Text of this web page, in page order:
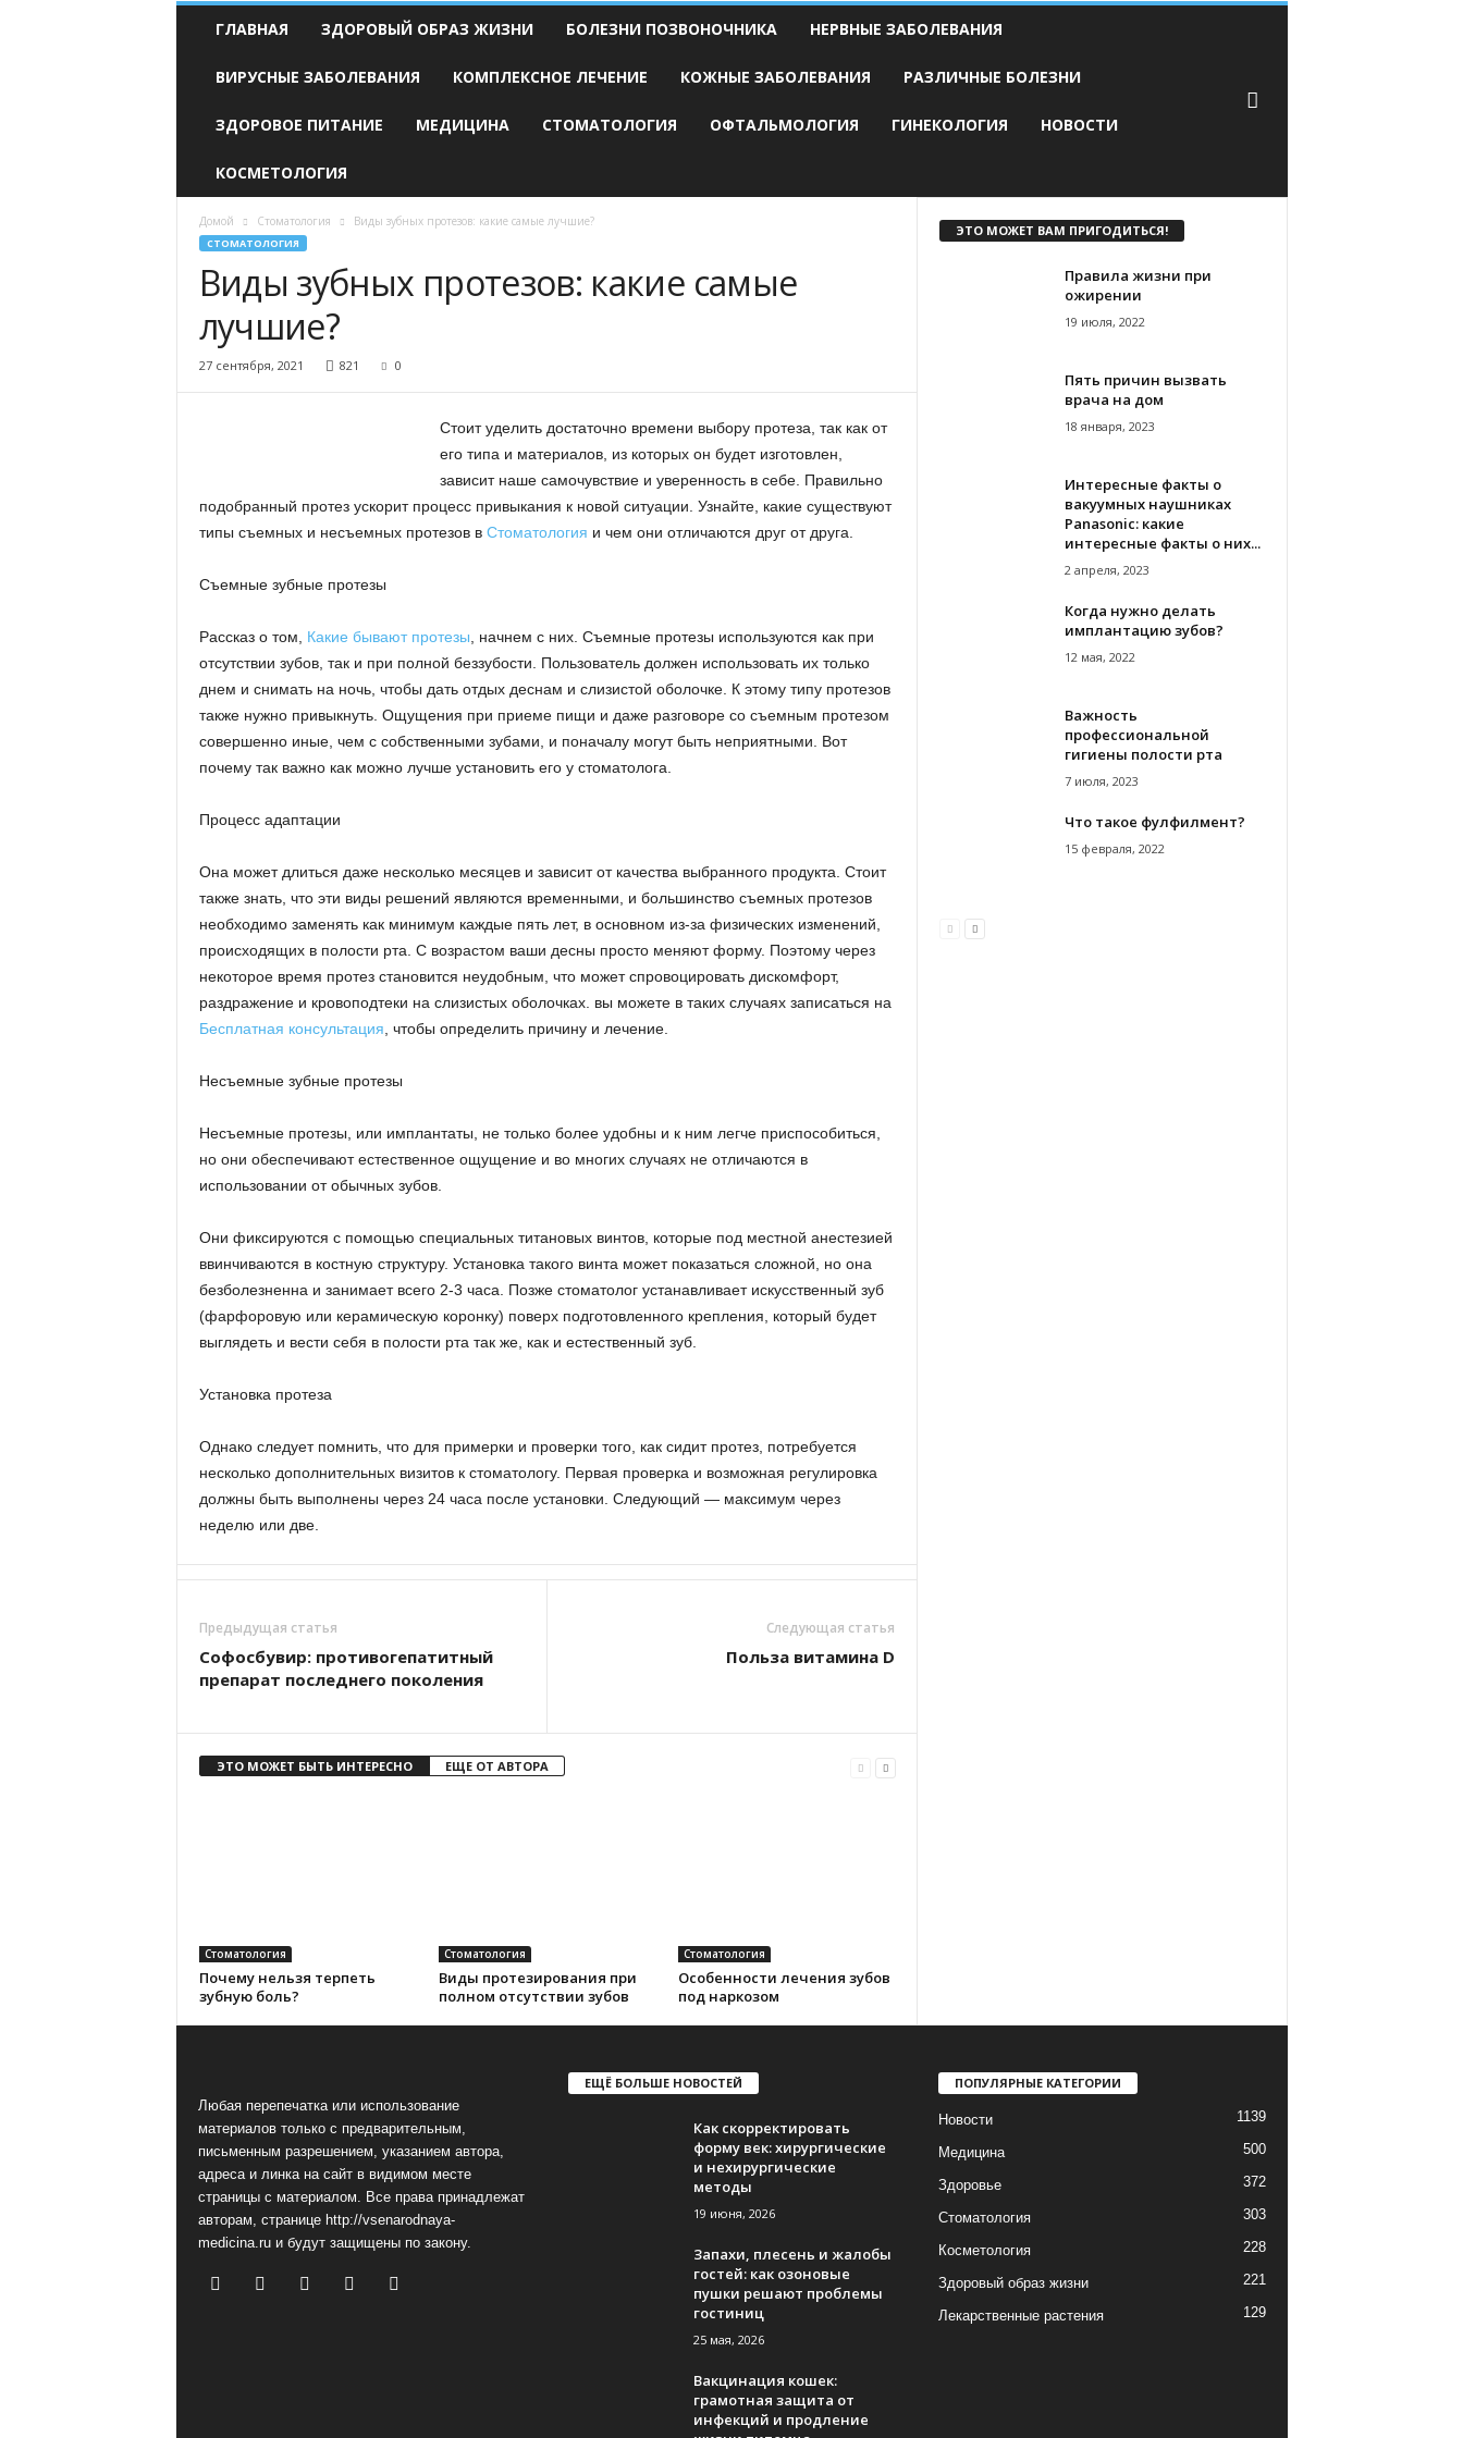
Н
М
ГЛАВНАЯ ЗДОРОВЫЙ ОБРАЗ ЖИЗНИ БОЛЕЗНИ ПОЗВОНОЧНИКА НЕРВНЫЕ ЗАБОЛЕВАНИЯ
ВИРУСНЫЕ ЗАБОЛЕВАНИЯ КОМПЛЕКСНОЕ ЛЕЧЕНИЕ КОЖНЫЕ ЗАБОЛЕВАНИЯ РАЗЛИЧНЫЕ БОЛЕЗНИ
ЗДОРОВОЕ ПИТАНИЕ МЕДИЦИНА СТОМАТОЛОГИЯ ОФТАЛЬМОЛОГИЯ ГИНЕКОЛОГИЯ НОВОСТИ
КОСМЕТОЛОГИЯ
Домой Стоматология Виды зубных протезов: какие самые лучшие?
СТОМАТОЛОГИЯ
Виды зубных протезов: какие самые
лучшие?
27 сентября, 2021 821 0
Стоит уделить достаточно времени выбору протеза, так как от
его типа и материалов, из которых он будет изготовлен,
зависит наше самочувствие и уверенность в себе. Правильно
подобранный протез ускорит процесс привыкания к новой ситуации. Узнайте, какие существуют
типы съемных и несъемных протезов в Стоматология и чем они отличаются друг от друга.
Съемные зубные протезы
Рассказ о том, Какие бывают протезы , начнем с них. Съемные протезы используются как при
отсутствии зубов, так и при полной беззубости. Пользователь должен использовать их только
днем и снимать на ночь, чтобы дать отдых деснам и слизистой оболочке. К этому типу протезов
также нужно привыкнуть. Ощущения при приеме пищи и даже разговоре со съемным протезом
совершенно иные, чем с собственными зубами, и поначалу могут быть неприятными. Вот
почему так важно как можно лучше установить его у стоматолога.
Процесс адаптации
Она может длиться даже несколько месяцев и зависит от качества выбранного продукта. Стоит
также знать, что эти виды решений являются временными, и большинство съемных протезов
необходимо заменять как минимум каждые пять лет, в основном из-за физических изменений,
происходящих в полости рта. С возрастом ваши десны просто меняют форму. Поэтому через
некоторое время протез становится неудобным, что может спровоцировать дискомфорт,
раздражение и кровоподтеки на слизистых оболочках. вы можете в таких случаях записаться на
Бесплатная консультация , чтобы определить причину и лечение.
Несъемные зубные протезы
Несъемные протезы, или имплантаты, не только более удобны и к ним легче приспособиться,
но они обеспечивают естественное ощущение и во многих случаях не отличаются в
использовании от обычных зубов.
Они фиксируются с помощью специальных титановых винтов, которые под местной анестезией
ввинчиваются в костную структуру. Установка такого винта может показаться сложной, но она
безболезненна и занимает всего 2-3 часа. Позже стоматолог устанавливает искусственный зуб
(фарфоровую или керамическую коронку) поверх подготовленного крепления, который будет
выглядеть и вести себя в полости рта так же, как и естественный зуб.
Установка протеза
Однако следует помнить, что для примерки и проверки того, как сидит протез, потребуется
несколько дополнительных визитов к стоматологу. Первая проверка и возможная регулировка
должны быть выполнены через 24 часа после установки. Следующий — максимум через
неделю или две.
Предыдущая статья
Софосбувир: противогепатитный
препарат последнего поколения
Следующая статья
Польза витамина D
ЭТО МОЖЕТ БЫТЬ ИНТЕРЕСНО ЕЩЕ ОТ АВТОРА
Стоматология
Почему нельзя терпеть
зубную боль?
Стоматология
Виды протезирования при
полном отсутствии зубов
Стоматология
Особенности лечения зубов
под наркозом
ЭТО МОЖЕТ ВАМ ПРИГОДИТЬСЯ!
Правила жизни при
ожирении
19 июля, 2022
Пять причин вызвать
врача на дом
18 января, 2023
Интересные факты о
вакуумных наушниках
Panasonic: какие
интересные факты о них...
2 апреля, 2023
Когда нужно делать
имплантацию зубов?
12 мая, 2022
Важность
профессиональной
гигиены полости рта
7 июля, 2023
Что такое фулфилмент?
15 февраля, 2022
Любая перепечатка или использование
материалов только с предварительным,
письменным разрешением, указанием автора,
адреса и линка на сайт в видимом месте
страницы с материалом. Все права принадлежат
авторам, странице http://vsenarodnaya-
medicina.ru и будут защищены по закону.
ЕЩЁ БОЛЬШЕ НОВОСТЕЙ
Как скорректировать
форму век: хирургические
и нехирургические
методы
19 июня, 2026
Запахи, плесень и жалобы
гостей: как озоновые
пушки решают проблемы
гостиниц
25 мая, 2026
Вакцинация кошек:
грамотная защита от
инфекций и продление
ПОПУЛЯРНЫЕ КАТЕГОРИИ
Новости 1139
Медицина 500
Здоровье 372
Стоматология 303
Косметология 228
Здоровый образ жизни 221
Лекарственные растения 129